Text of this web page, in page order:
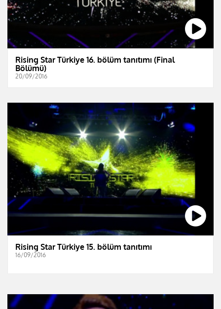
Rising Star Türkiye 16. bölüm tanıtımı (Final
Bölümü)
20/09/2016
Rising Star Türkiye 15. bölüm tanıtımı
16/09/2016